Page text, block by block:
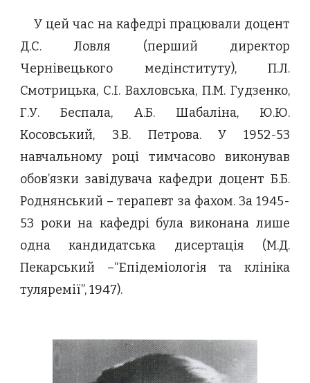
У цей час на кафедрі працювали доцент
Д.С. Ловля (перший директор
Чернівецького медінституту), П.Л.
Смотрицька, С.І. Вахловська, П.М. Гудзенко,
Г.У. Беспала, А.Б. Шабаліна, Ю.Ю.
Косовський, З.В. Петрова. У 1952-53
навчальному році тимчасово виконував
обов’язки завідувача кафедри доцент Б.Б.
Роднянський – терапевт за фахом. За 1945-
53 роки на кафедрі була виконана лише
одна кандидатська дисертація (М.Д.
Пекарський –“Епідеміологія та клініка
туляремії”, 1947).